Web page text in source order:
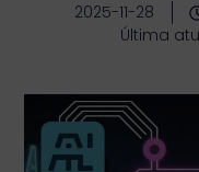
2025-11-28
Última